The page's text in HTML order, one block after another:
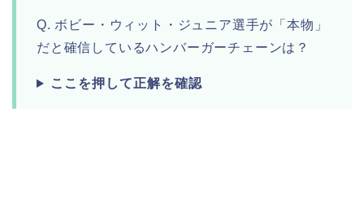
Q. ボビー・ウィット・ジュニア選手が「本物」
だと確信しているハンバーガーチェーンは？
ここを押して正解を確認